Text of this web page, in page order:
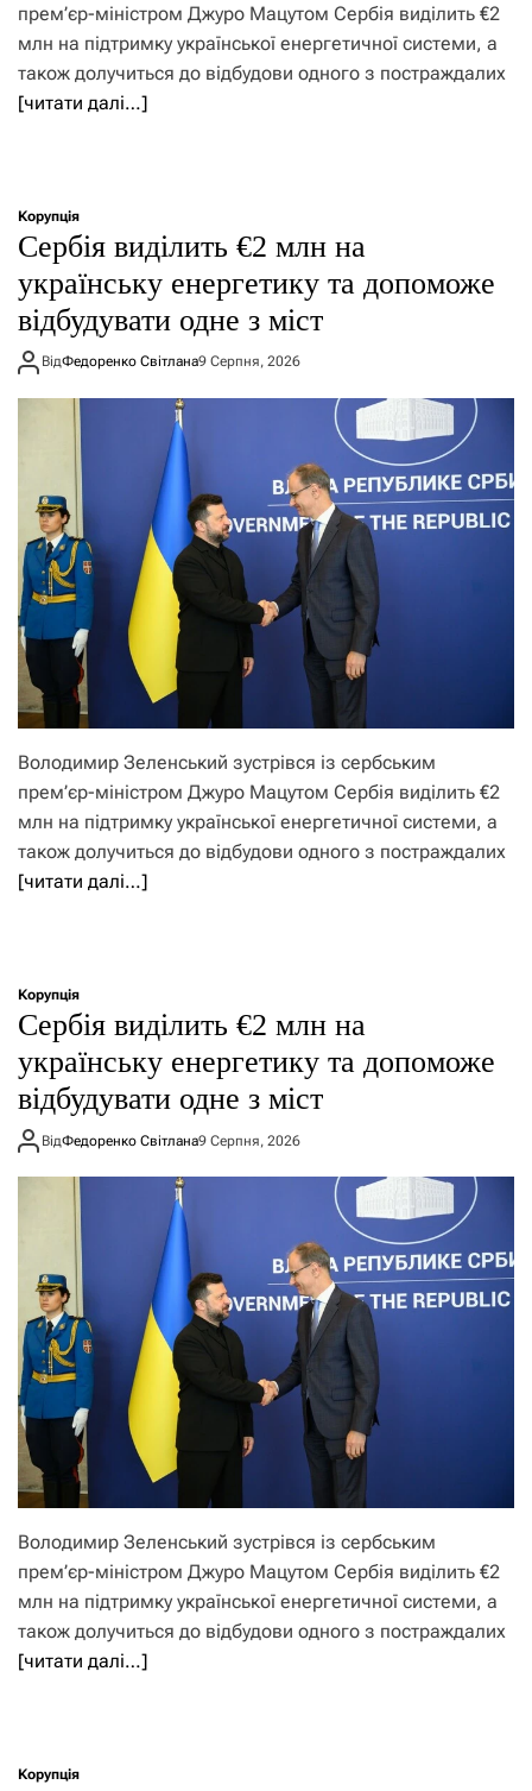
прем’єр-міністром Джуро Мацутом Сербія виділить €2
млн на підтримку української енергетичної системи, а
також долучиться до відбудови одного з постраждалих
[читати далі…]
Корупція
Сербія виділить €2 млн на
українську енергетику та допоможе
відбудувати одне з міст
ВідФедоренко Світлана9 Серпня, 2026
Володимир Зеленський зустрівся із сербським
прем’єр-міністром Джуро Мацутом Сербія виділить €2
млн на підтримку української енергетичної системи, а
також долучиться до відбудови одного з постраждалих
[читати далі…]
Корупція
Сербія виділить €2 млн на
українську енергетику та допоможе
відбудувати одне з міст
ВідФедоренко Світлана9 Серпня, 2026
Володимир Зеленський зустрівся із сербським
прем’єр-міністром Джуро Мацутом Сербія виділить €2
млн на підтримку української енергетичної системи, а
також долучиться до відбудови одного з постраждалих
[читати далі…]
Корупція